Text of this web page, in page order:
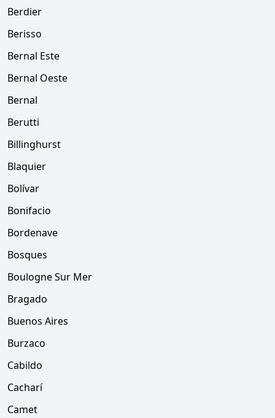
Berdier
Berisso
Bernal Este
Bernal Oeste
Bernal
Berutti
Billinghurst
Blaquier
Bolívar
Bonifacio
Bordenave
Bosques
Boulogne Sur Mer
Bragado
Buenos Aires
Burzaco
Cabildo
Cacharí
Camet